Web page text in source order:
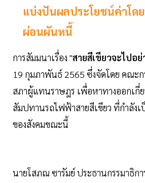
แบ่งปันผลประโยชน์ค่าโด
ผ่อนผันหนี้
การสัมมนาเรื่อง "สายสีเขียวจะไปอย่
19 กุมภาพันธ์ 2565 ซึ่งจัดโดย คณะก
สภาผู้แทนราษฎร เพื่อหาทางออกเกี่
สัมปทานรถไฟฟ้าสายสีเขียว ที่กำลัง
ของสังคมขณะนี้
นายโสภณ ซารัมย์ ประธานกรรมาธิก